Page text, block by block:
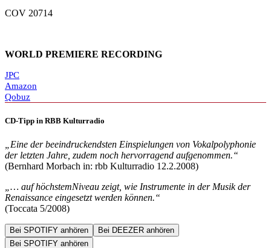
COV 20714
WORLD PREMIERE RECORDING
JPC
Amazon
Qobuz
CD-Tipp in RBB Kulturradio
„Eine der beeindruckendsten Einspielungen von Vokalpolyphonie
der letzten Jahre, zudem noch hervorragend aufgenommen.“
(Bernhard Morbach in: rbb Kulturradio 12.2.2008)
„… auf höchstemNiveau zeigt, wie Instrumente in der Musik der
Renaissance eingesetzt werden können.“
(Toccata 5/2008)
Bei SPOTIFY anhören
Bei DEEZER anhören
Bei SPOTIFY anhören